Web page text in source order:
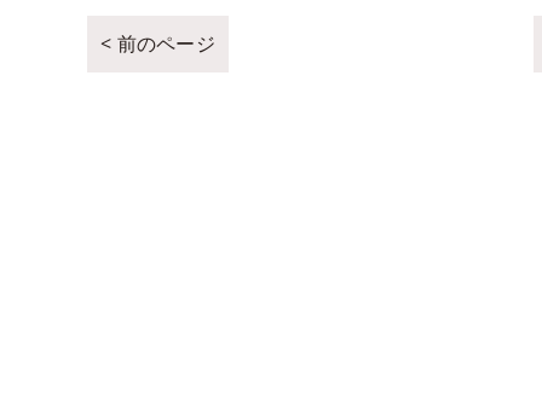
< 前のページ